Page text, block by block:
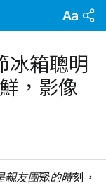
冰箱聰明
，影像
友團聚的時刻，